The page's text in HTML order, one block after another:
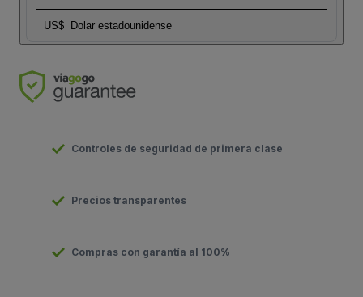
US$ Dolar estadounidense
Controles de seguridad de primera clase
Precios transparentes
Compras con garantía al 100%